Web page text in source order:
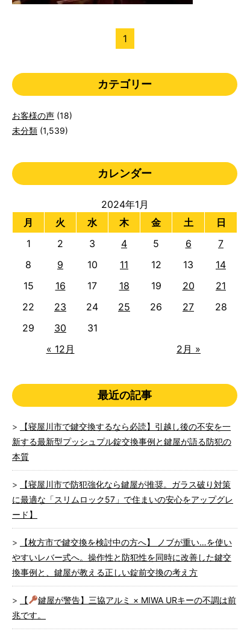
1
カテゴリー
お客様の声 (18)
未分類 (1,539)
カレンダー
2024年1月
月
火 水 木 金 土 日
« 12月 2月 »
1 2 3 4 5 6
7
8
9 10 11 12 13
14
15
16 17 18 19 20
21
22
23 24 25 26 27
28
29
30 31
最近の記事
【寝屋川市で鍵交換するなら必読】引越し後の不安を一
新する最新型プッシュプル錠交換事例と鍵屋が語る防犯の
本質
【寝屋川市で防犯強化なら鍵屋が推奨。ガラス破り対策
に最適な「スリムロック57」で住まいの安心をアップグレ
ード】
【枚方市で鍵交換を検討中の方へ】 ノブが重い…を使い
やすいレバー式へ。操作性と防犯性を同時に改善した鍵交
換事例と、鍵屋が教える正しい錠前交換の考え方
【
鍵屋が警告】三協アルミ × MIWA URキーの不調は前
兆です。